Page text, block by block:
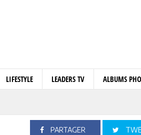
LIFESTYLE LEADERS TV ALBUMS
PARTAGER